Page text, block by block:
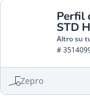
Perfil
STD
Altro su
#
Zepro